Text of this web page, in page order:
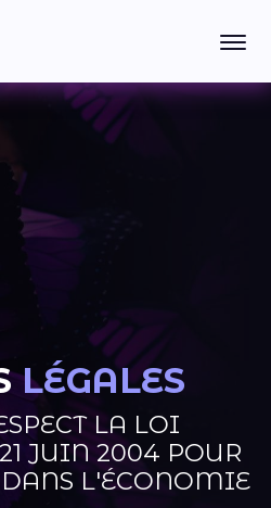
LÉGALES​
LA LOI
JUIN 2004 POUR
L'ÉCONOMIE